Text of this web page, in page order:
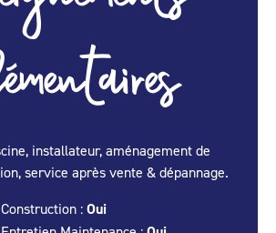
installateur, aménagement de
service après vente & dépannage.
: Oui